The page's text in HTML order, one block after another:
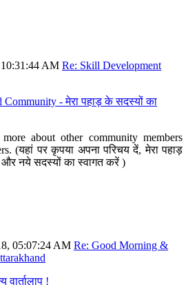
AM Re: Skill Development
- मेरा पहाड़ के सदस्यों का
about other community members
(यहां पर कृपया अपना परिचय दें, मेरा पहाड़
नये सदस्यों का स्वागत करें )
05:07:24 AM Re: Good Morning &
वार्तालाप !